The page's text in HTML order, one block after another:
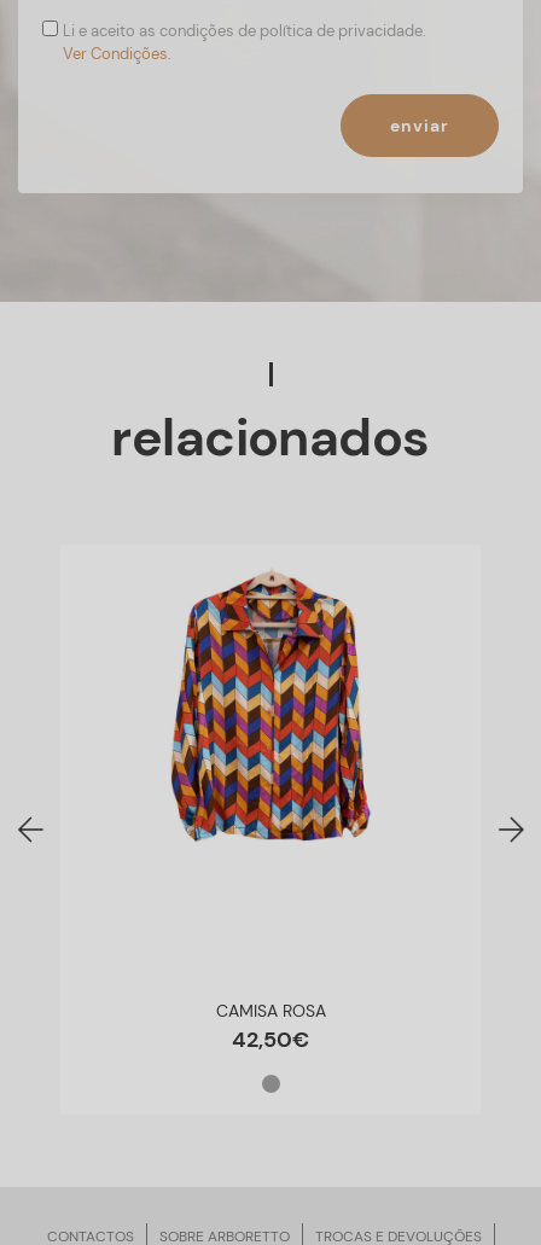
Li e aceito as condições de política de privacidade.
Ver Condições.
enviar
relacionados
CAMISA ROSA
42,50€
CONTACTOS SOBRE ARBORETTO TROCAS E DEVOLUÇÕES